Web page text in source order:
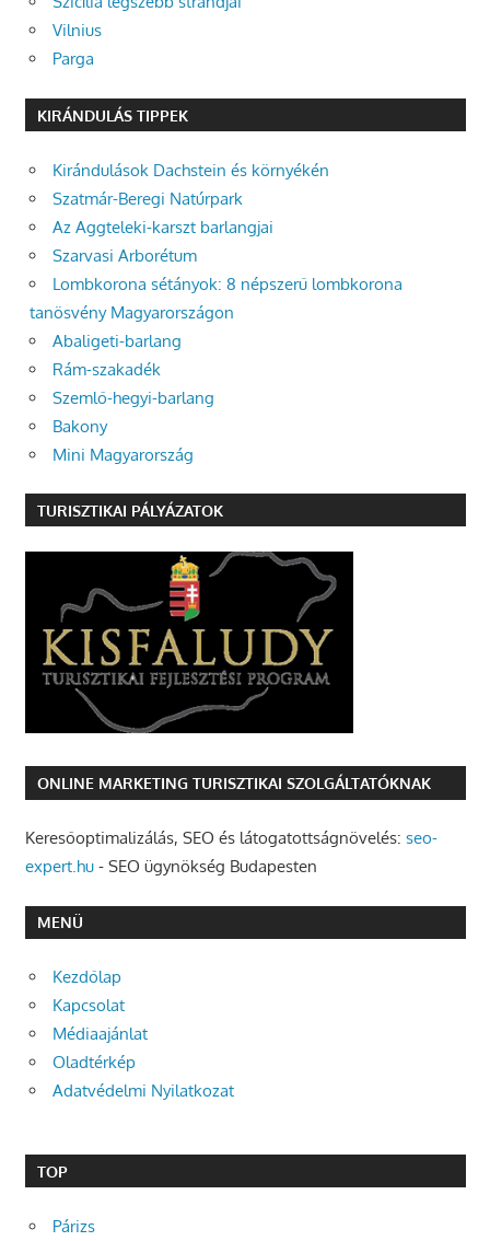
Vilnius
Parga
KIRÁNDULÁS TIPPEK
Kirándulások Dachstein és környékén
Szatmár-Beregi Natúrpark
Az Aggteleki-karszt barlangjai
Szarvasi Arborétum
Lombkorona sétányok: 8 népszerű lombkorona
tanösvény Magyarországon
Abaligeti-barlang
Rám-szakadék
Szemlő-hegyi-barlang
Bakony
Mini Magyarország
TURISZTIKAI PÁLYÁZATOK
ONLINE MARKETING TURISZTIKAI SZOLGÁLTATÓKNAK
Keresőoptimalizálás, SEO és látogatottságnövelés: seo-
expert.hu- SEO ügynökség Budapesten
MENÜ
Kezdőlap
Kapcsolat
Médiaajánlat
Oladtérkép
Adatvédelmi Nyilatkozat
TOP
Párizs